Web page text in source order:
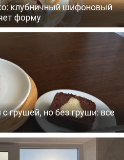
клубничный шифоновый
форму
грушей, но без груши: все